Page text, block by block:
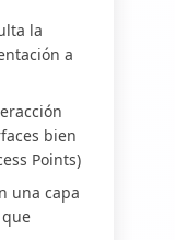
la
a
bien
Points)
una capa